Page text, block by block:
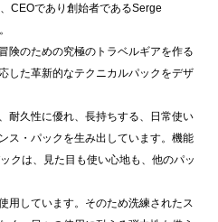
CEOであり創始者であるSerge
険のための究極のトラベルギアを作る
した革新的なテクニカルパックをデザ
耐久性に優れ、長持ちする、日常使い
ス・パックを生み出しています。機能
クは、見た目も使い心地も、他のパッ
用しています。そのため洗練されたス